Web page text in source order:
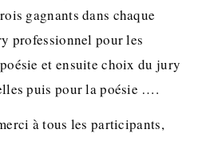
gagnants dans chaque
professionnel pour les
et ensuite choix du jury
puis pour la poésie ….
à tous les participants,